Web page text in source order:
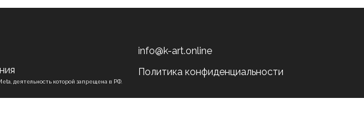
деятельность которой запрещена в РФ.
info@k-art.online
Политика конфиденциальности